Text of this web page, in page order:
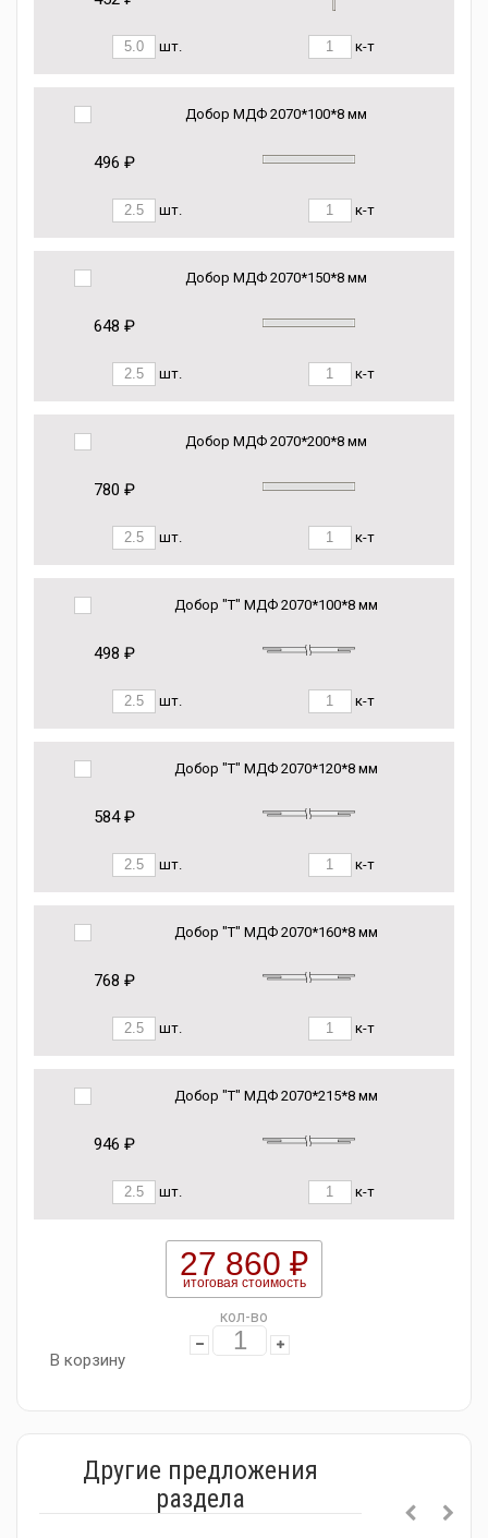
шт. к-т
Добор МДФ 2070*100*8 мм
496 ₽
шт. к-т
Добор МДФ 2070*150*8 мм
648 ₽
шт. к-т
Добор МДФ 2070*200*8 мм
780 ₽
шт. к-т
Добор "Т" МДФ 2070*100*8 мм
498 ₽
шт. к-т
Добор "Т" МДФ 2070*120*8 мм
584 ₽
шт. к-т
Добор "Т" МДФ 2070*160*8 мм
768 ₽
шт. к-т
Добор "Т" МДФ 2070*215*8 мм
946 ₽
шт. к-т
27 860 ₽
итоговая стоимость
кол-во
В корзину
Другие предложения
раздела